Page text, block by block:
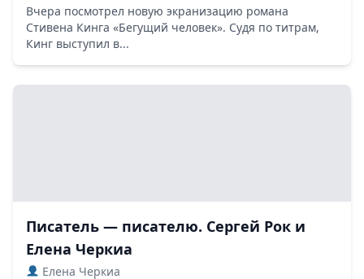
Вчера посмотрел новую экранизацию романа
Стивена Кинга «Бегущий человек». Судя по титрам,
Кинг выступил в...
Писатель — писателю. Сергей Рок и
Елена Черкиа
Елена Черкиа